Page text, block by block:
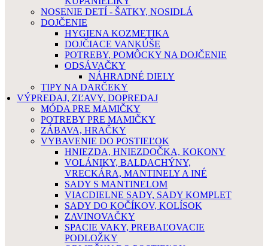
NOSENIE DETÍ - ŠATKY, NOSIDLÁ
DOJČENIE
HYGIENA KOZMETIKA
DOJČIACE VANKÚŠE
POTREBY, POMÔCKY NA DOJČENIE
ODSÁVAČKY
NÁHRADNÉ DIELY
TIPY NA DARČEKY
VÝPREDAJ, ZĽAVY, DOPREDAJ
MÓDA PRE MAMIČKY
POTREBY PRE MAMIČKY
ZÁBAVA, HRAČKY
VYBAVENIE DO POSTIEĽOK
HNIEZDA, HNIEZDOČKA, KOKONY
VOLÁNIKY, BALDACHÝNY,
VRECKÁRA, MANTINELY A INÉ
SADY S MANTINELOM
VIACDIELNE SADY, SADY KOMPLET
SADY DO KOČÍKOV, KOLÍSOK
ZAVINOVAČKY
SPACIE VAKY, PREBAĽOVACIE
PODLOŽKY